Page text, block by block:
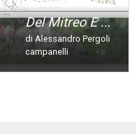
Del Mitreo E ...
di Alessandro Pergoli
campanelli